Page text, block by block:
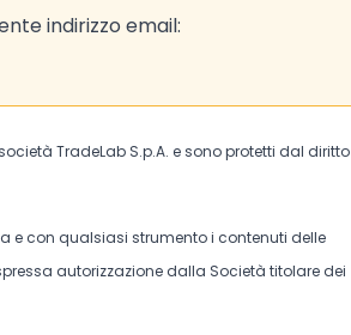
indirizzo email:
TradeLab S.p.A. e sono protetti dal diritto
e con qualsiasi strumento i contenuti delle
autorizzazione dalla Società titolare dei